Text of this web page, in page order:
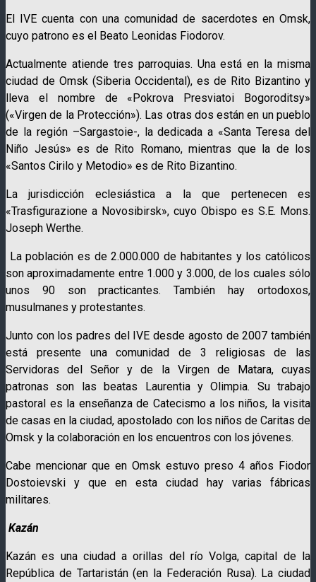
El IVE cuenta con una comunidad de sacerdotes en Omsk,
cuyo patrono es el Beato Leonidas Fiodorov.
Actualmente atiende tres parroquias. Una está en la misma
ciudad de Omsk (Siberia Occidental), es de Rito Bizantino y
lleva el nombre de «Pokrova Presviatoi Bogoroditsy»
(«Virgen de la Protección»). Las otras dos están en un pueblo
de la región –Sargastoie-, la dedicada a «Santa Teresa del
Niño Jesús» es de Rito Romano, mientras que la de los
«Santos Cirilo y Metodio» es de Rito Bizantino.
La jurisdicción eclesiástica a la que pertenecen es
«Trasfigurazione a Novosibirsk», cuyo Obispo es S.E. Mons.
Joseph Werthe.
La población es de 2.000.000 de habitantes y los católicos
son aproximadamente entre 1.000 y 3.000, de los cuales sólo
unos 90 son practicantes. También hay ortodoxos,
musulmanes y protestantes.
Junto con los padres del IVE desde agosto de 2007 también
está presente una comunidad de 3 religiosas de las
Servidoras del Señor y de la Virgen de Matara, cuyas
patronas son las beatas Laurentia y Olimpia. Su trabajo
pastoral es la enseñanza de Catecismo a los niños, la visita
de casas en la ciudad, apostolado con los niños de Caritas de
Omsk y la colaboración en los encuentros con los jóvenes.
Cabe mencionar que en Omsk estuvo preso 4 años Fiodor
Dostoievski y que en esta ciudad hay varias fábricas
militares.
Kazán
Kazán es una ciudad a orillas del río Volga, capital de la
República de Tartaristán (en la Federación Rusa). La ciudad